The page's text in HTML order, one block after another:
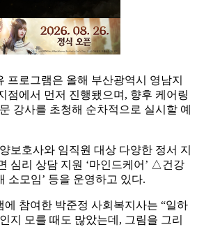
프로그램은 올해 부산광역시 영남지
점에서 먼저 진행됐으며, 향후 케어링
강사를 초청해 순차적으로 실시할 예
보호사와 임직원 대상 다양한 정서 지
심리 상담 지원 ‘마인드케어’ △건강
소모임’ 등을 운영하고 있다.
에 참여한 박준정 사회복지사는 “일하
지 모를 때도 많았는데, 그림을 그리